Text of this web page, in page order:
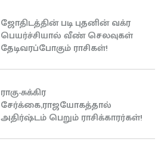
ஜோதிடத்தின் படி புதனின் வக்ர
பெயர்ச்சியால் வீண் செலவுகள்
தேடிவரப்போகும் ராசிகள்!
ராகு-சுக்கிர
சேர்க்கை,ராஜயோகத்தால்
அதிர்ஷ்டம் பெறும் ராசிக்காரர்கள்!